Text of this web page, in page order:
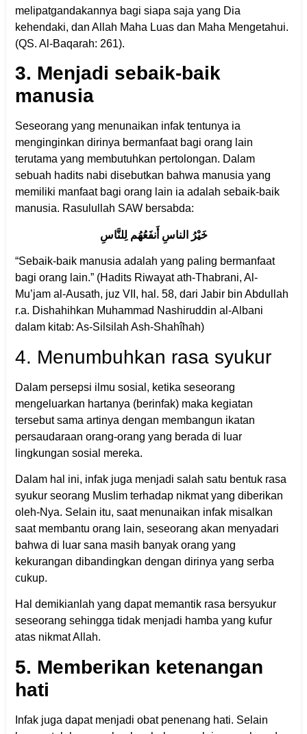
melipatgandakannya bagi siapa saja yang Dia
kehendaki, dan Allah Maha Luas dan Maha Mengetahui.
(QS. Al-Baqarah: 261).
3. Menjadi sebaik-baik
manusia
Seseorang yang menunaikan infak tentunya ia
menginginkan dirinya bermanfaat bagi orang lain
terutama yang membutuhkan pertolongan. Dalam
sebuah hadits nabi disebutkan bahwa manusia yang
memiliki manfaat bagi orang lain ia adalah sebaik-baik
manusia. Rasulullah SAW bersabda:
خَيْرُ الناسِ أَنفَعُهُم لِلنَّاسِ
“Sebaik-baik manusia adalah yang paling bermanfaat
bagi orang lain.” (Hadits Riwayat ath-Thabrani, Al-
Mu’jam al-Ausath, juz VII, hal. 58, dari Jabir bin Abdullah
r.a. Dishahihkan Muhammad Nashiruddin al-Albani
dalam kitab: As-Silsilah Ash-Shahîhah)
4. Menumbuhkan rasa syukur
Dalam persepsi ilmu sosial, ketika seseorang
mengeluarkan hartanya (berinfak) maka kegiatan
tersebut sama artinya dengan membangun ikatan
persaudaraan orang-orang yang berada di luar
lingkungan sosial mereka.
Dalam hal ini, infak juga menjadi salah satu bentuk rasa
syukur seorang Muslim terhadap nikmat yang diberikan
oleh-Nya. Selain itu, saat menunaikan infak misalkan
saat membantu orang lain, seseorang akan menyadari
bahwa di luar sana masih banyak orang yang
kekurangan dibandingkan dengan dirinya yang serba
cukup.
Hal demikianlah yang dapat memantik rasa bersyukur
seseorang sehingga tidak menjadi hamba yang kufur
atas nikmat Allah.
5. Memberikan ketenangan
hati
Infak juga dapat menjadi obat penenang hati. Selain